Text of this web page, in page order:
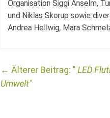
Organisation Siggi Anselm,
und Niklas Skorup sowie
Andrea Hellwig, Mara
←
LED
Umwelt